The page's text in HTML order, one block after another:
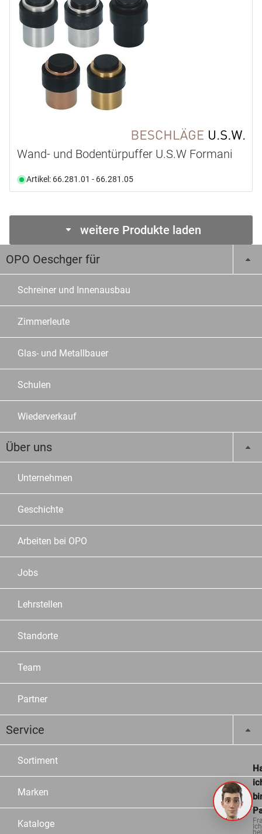
Wand- und Bodentürpuffer U.S.W Formani
Artikel: 66.281.01 - 66.281.05
weitere Produkte laden
OPO Oeschger für
Schreiner und Innenausbau
Zimmerleute
Glas- und Metallbauer
Schulen
Wiederverkauf
Über uns
Unternehmen
Geschichte
Arbeiten bei OPO
Jobs
Lehrstellen
Standorte
Team
Partner
Service
Sortiment
Marken
Kataloge Ich